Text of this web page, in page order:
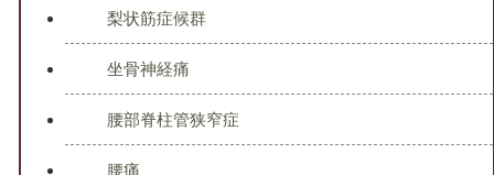
梨状筋症候群
坐骨神経痛
腰部脊柱管狭窄症
腰痛